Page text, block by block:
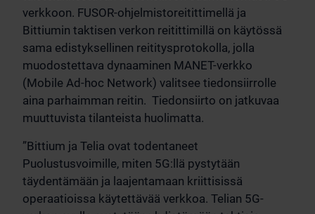
verkkoon. FUSOR-ohjelmistoreitittimellä ja
Bittiumin taktisen verkon reitittimillä on käytössä
sama edistyksellinen reititysprotokolla, jolla
muodostettava dynaaminen MANET-verkko
(Mobile Ad-hoc Network) valitsee tiedonsiirrolle
aina parhaimman reitin. Tiedonsiirto on jatkuvaa
muuttuvista tilanteista huolimatta.
”Bittium ja Telia ovat todentaneet
Puolustusvoimille, miten 5G:llä pystytään
täydentämään ja laajentamaan kriittisissä
operaatioissa käytettävää verkkoa. Telian 5G-